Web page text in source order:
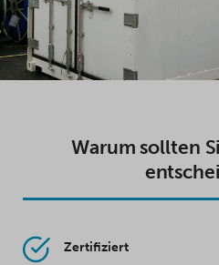
Warum sollten
Zertifiziert